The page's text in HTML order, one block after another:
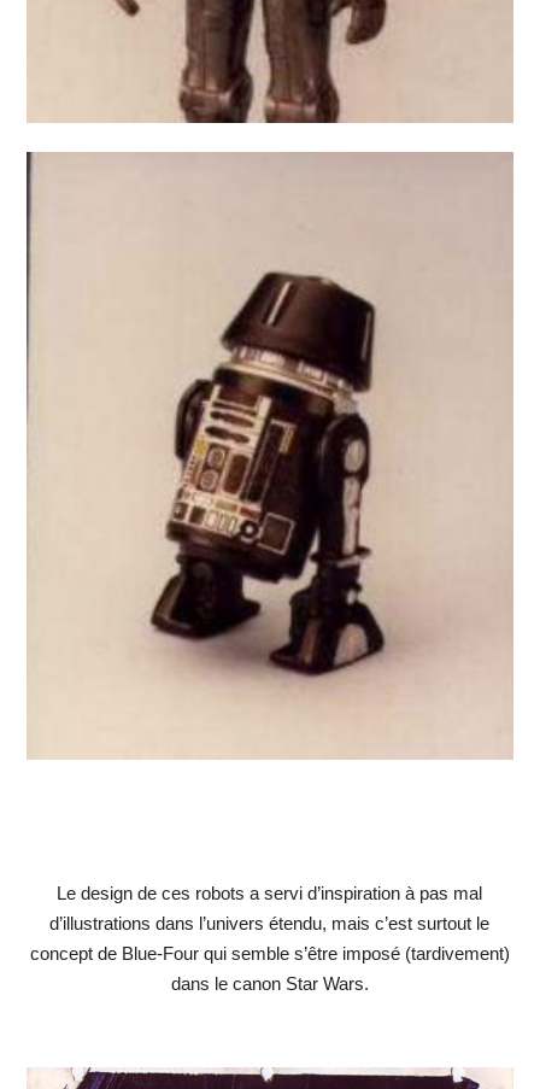
Le design de ces robots a servi d’inspiration à pas mal
d’illustrations dans l’univers étendu, mais c’est surtout le
concept de Blue-Four qui semble s’être imposé (tardivement)
dans le canon Star Wars.